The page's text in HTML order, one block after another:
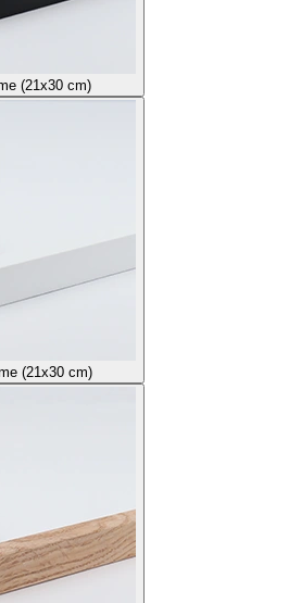
(21x30 cm)
(21x30 cm)